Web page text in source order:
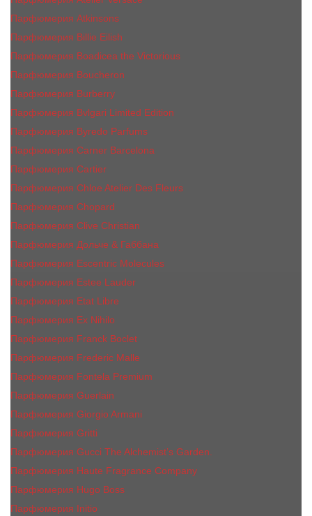
Парфюмерия Atkinsons
Парфюмерия Billie Eilish
Парфюмерия Boadicea the Victorious
Парфюмерия Boucheron
Парфюмерия Burberry
Парфюмерия Bvlgari Limited Edition
Парфюмерия Byredo Parfums
Парфюмерия Carner Barcelona
Парфюмерия Cartier
Парфюмерия Chloe Atelier Des Fleurs
Парфюмерия Сhopard
Парфюмерия Clive Christian
Парфюмерия Дольче & Габбана
Парфюмерия Escentric Molecules
Парфюмерия Estee Lаudеr
Парфюмерия Etat Libre
Парфюмерия Ex Nihilo
Парфюмерия Franck Boclet
Парфюмерия Frеderic Mаlle
Парфюмерия Fontela Premium
Парфюмерия Guerlain
Парфюмерия Giorgio Armani
Парфюмерия Gritti
Парфюмерия Gucci The Alchemist’s Garden.
Парфюмерия Haute Fragrance Company
Парфюмерия Hugo Boss
Парфюмерия Initio